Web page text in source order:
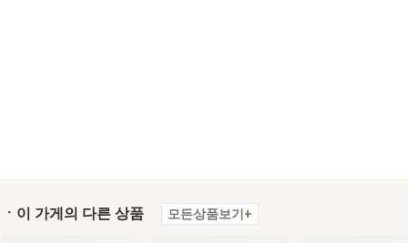
ㆍ이 가게의 다른 상품 모든상품보기+